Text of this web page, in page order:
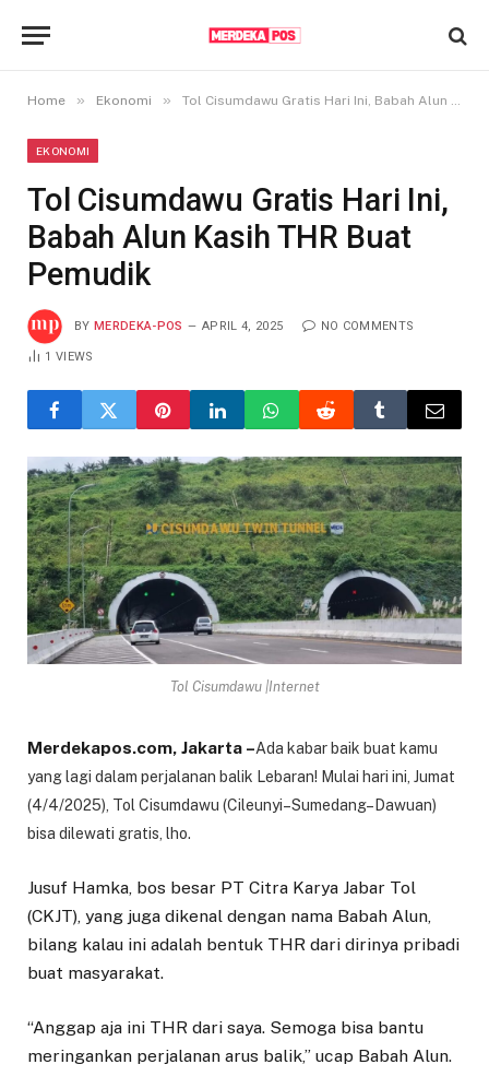
Home » Ekonomi » Tol Cisumdawu Gratis Hari Ini, Babah Alun Kasih THR Buat Pemudik
EKONOMI
Tol Cisumdawu Gratis Hari Ini,
Babah Alun Kasih THR Buat
Pemudik
BY MERDEKA-POS APRIL 4, 2025 NO COMMENTS
1VIEWS
Tol Cisumdawu |Internet
Merdekapos.com, Jakarta –Ada kabar baik buat kamu
yang lagi dalam perjalanan balik Lebaran! Mulai hari ini, Jumat
(4/4/2025), Tol Cisumdawu (Cileunyi–Sumedang–Dawuan)
bisa dilewati gratis, lho.
Jusuf Hamka, bos besar PT Citra Karya Jabar Tol
(CKJT), yang juga dikenal dengan nama Babah Alun,
bilang kalau ini adalah bentuk THR dari dirinya pribadi
buat masyarakat.
“Anggap aja ini THR dari saya. Semoga bisa bantu
meringankan perjalanan arus balik,” ucap Babah Alun.